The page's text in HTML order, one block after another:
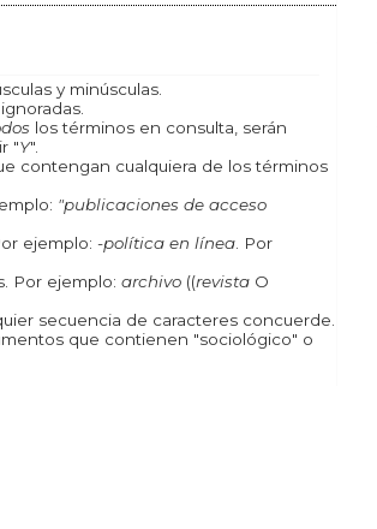
y minúsculas.
los términos en consulta, serán
"Y".
contengan cualquiera de los términos
"publicaciones de acceso
ejemplo: -política en línea. Por
Por ejemplo: archivo((revistaO
secuencia de caracteres concuerde.
que contienen "sociológico" o